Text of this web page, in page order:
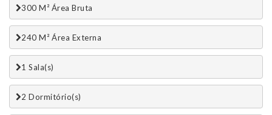
300 M² Área Bruta
240 M² Área Externa
1 Sala(s)
2 Dormitório(s)